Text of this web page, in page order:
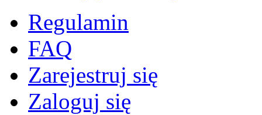
Regulamin
FAQ
Zarejestruj się
Zaloguj się